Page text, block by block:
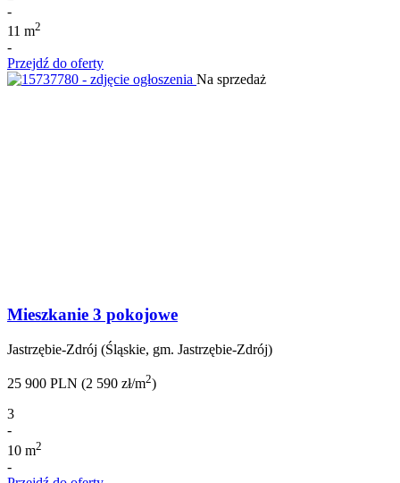
-
11 m2
-
Przejdź do oferty
Na sprzedaż
Mieszkanie 3 pokojowe
Jastrzębie-Zdrój (Śląskie, gm. Jastrzębie-Zdrój)
25 900 PLN (2 590 zł/m2)
3
-
10 m2
-